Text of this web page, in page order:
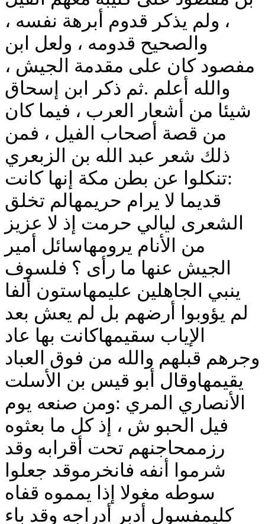
، ولم يذكر قدوم أبرهة نفسه ،
والصحيح قدومه ، ولعل ابن
مفصود كان على مقدمة الجيش ،
والله أعلم .ثم ذكر ابن إسحاق
شيئا من أشعار العرب ، فيما كان
من قصة أصحاب الفيل ، فمن
ذلك شعر عبد الله بن الزبعري
:تنكلوا عن بطن مكة إنها كانت
قديما لا يرام حريمهالم تخلق
الشعرى ليالي حرمت إذ لا عزيز
من الأنام يرومهاسائل أمير
الجيش عنها ما رأى ؟ فلسوف
ينبي الجاهلين عليمهاستون ألفا
لم يؤوبوا أرضهم بل لم يعش بعد
الإياب سقيمهاكانت بها عاد
وجرهم قبلهم والله من فوق العباد
يقيمهاوقال أبو قيس بن الأسلت
الأنصاري المري :ومن صنعه يوم
فيل الحبو ش ، إذ كل ما بعثوه
رزممحاجنهم تحت أقرابه وقد
شرموا أنفه فانخرموقد جعلوا
سوطه مغولا إذا يمموه قفاه
كليمفسول أدبر أدراجه وقد باء